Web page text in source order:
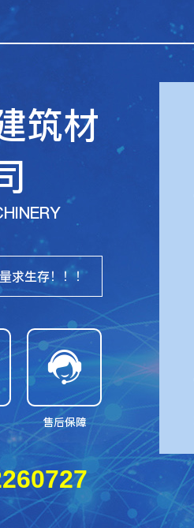
筑材
求生存！！！

售后保障